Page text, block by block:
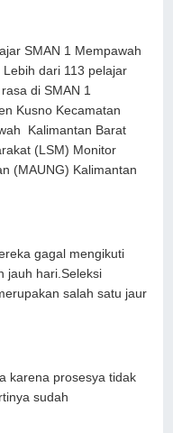
SMAN 1 Mempawah
dari 113 pelajar
di SMAN 1
Kusno Kecamatan
Kalimantan Barat
(LSM) Monitor
(MAUNG) Kalimantan
gagal mengikuti
jauh hari.Seleksi
salah satu jaur
karena prosesya tidak
sudah